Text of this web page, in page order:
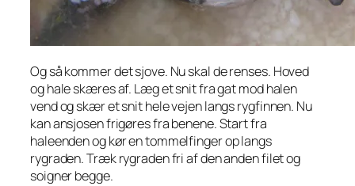
Og så kommer det sjove. Nu skal de renses. Hoved
og hale skæres af. Læg et snit fra gat mod halen
vend og skær et snit hele vejen langs rygfinnen. Nu
kan ansjosen frigøres fra benene. Start fra
haleenden og kør en tommelfinger op langs
rygraden. Træk rygraden fri af den anden filet og
soigner begge.